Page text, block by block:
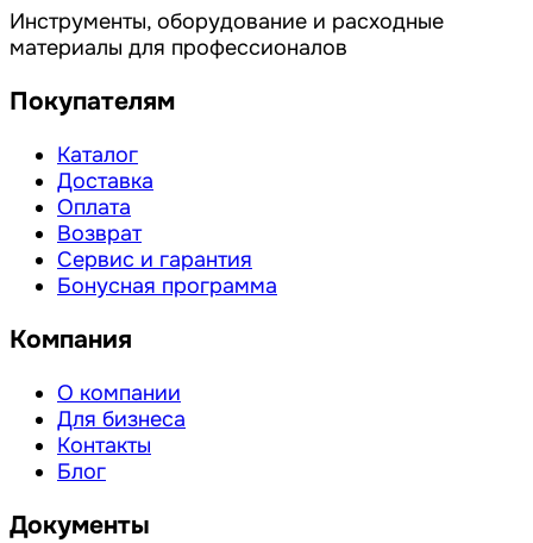
Инструменты, оборудование и расходные
материалы для профессионалов
Покупателям
Каталог
Доставка
Оплата
Возврат
Сервис и гарантия
Бонусная программа
Компания
О компании
Для бизнеса
Контакты
Блог
Документы